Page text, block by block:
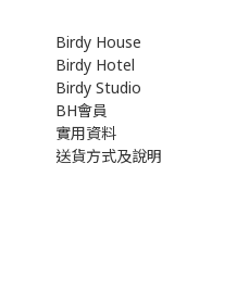
Birdy House
Birdy Hotel
Birdy Studio
BH會員
實用資料
送貨方式及說明